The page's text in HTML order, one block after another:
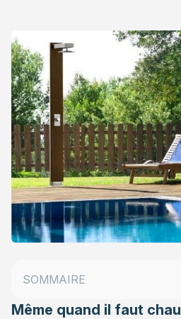
Même quand il faut
SOMMAIRE
Comment fonctionne une
Une douche solaire :